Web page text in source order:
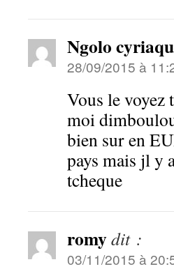
Ngolo
28/09/2015 à
Vous le voyez
moi
bien sur en
pays mais jl y
tcheque
romydit :
03/11/2015 à